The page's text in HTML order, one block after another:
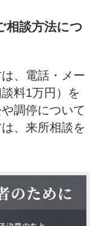
相談方法につ
、電話・メー
料1万円）を
調停について
、来所相談を